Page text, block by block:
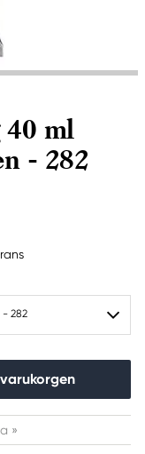
ml
- 282
- 282
»